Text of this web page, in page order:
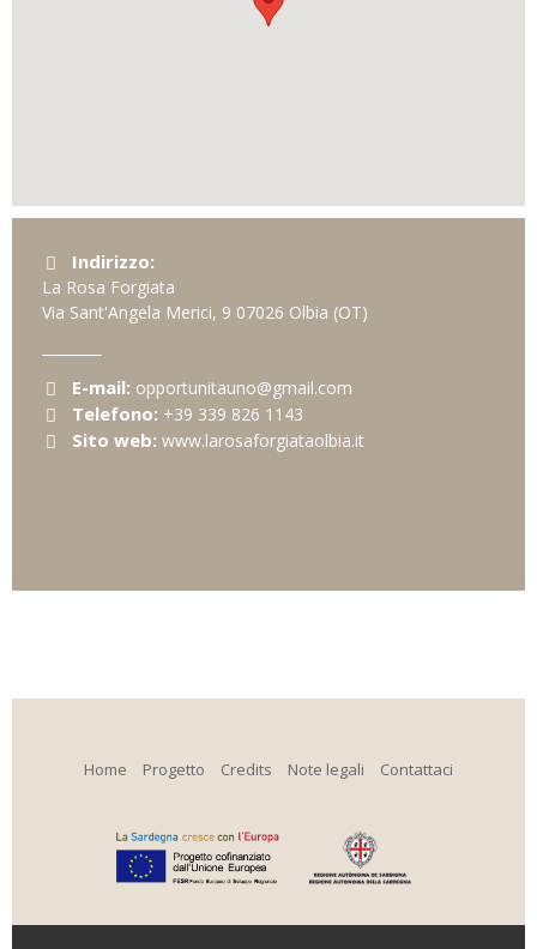
Indirizzo:
La Rosa Forgiata
Via Sant'Angela Merici, 9 07026 Olbia (OT)
E-mail: opportunitauno@gmail.com
Telefono: +39 339 826 1143
Sito web: www.larosaforgiataolbia.it
Home Progetto Credits Note legali Contattaci